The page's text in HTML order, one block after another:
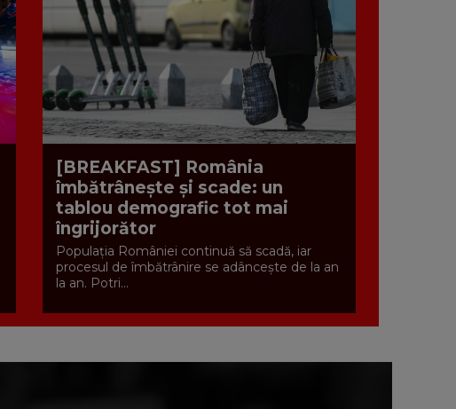
[BREAKFAST] România
îmbătrânește și scade: un
tablou demografic tot mai
îngrijorător
Populația României continuă să scadă, iar
procesul de îmbătrânire se adâncește de la an
la an. Potri...